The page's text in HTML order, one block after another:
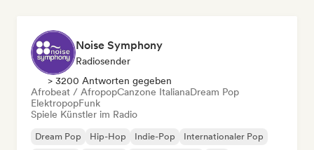
Noise Symphony
Radiosender
> 3200 Antworten gegeben
Afrobeat / AfropopCanzone ItalianaDream Pop
ElektropopFunk
Spiele Künstler im Radio
Dream Pop Hip-Hop Indie-Pop
Internationaler Pop